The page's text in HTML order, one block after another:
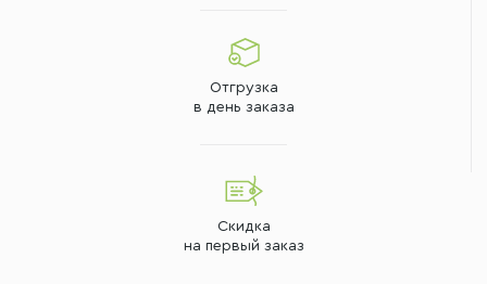
Отгрузка
в день заказа
Скидка
на первый заказ